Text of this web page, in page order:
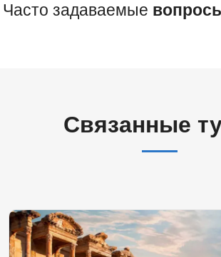
Часто задаваемые
Связанные